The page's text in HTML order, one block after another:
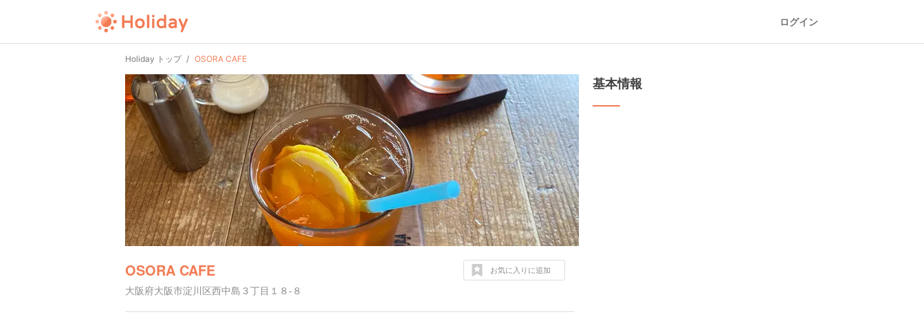
ログイン
Holiday トップ OSORA CAFE
OSORA CAFE
大阪府大阪市淀川区西中島３丁目１８-８
お気に入りに追加
基本情報